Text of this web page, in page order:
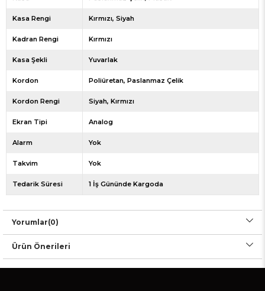
Kasa Rengi Kırmızı Siyah
Kadran Rengi Kırmızı
Kasa Şekli Yuvarlak
Kordon Poliüretan Paslanmaz Çelik
Kordon Rengi Siyah Kırmızı
Ekran Tipi Analog
Alarm Yok
Takvim Yok
Tedarik Süresi 1 İş Gününde Kargoda
Yorumlar(0)
Ürün Önerileri